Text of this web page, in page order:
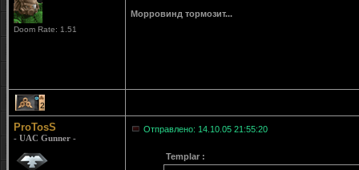
Doom Rate: 1.51
Морровинд тормозит...
2
ProTosS
- UAC Gunner -
Отправлено: 14.10.05 21:55:20
Templar :